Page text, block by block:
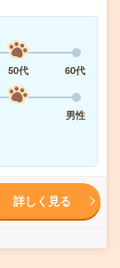
50代
60代
男性
詳しく見る